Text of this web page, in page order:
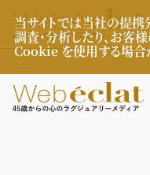
当サイトでは当社の提
調査・分析したり、お客
Cookie を使用する場合